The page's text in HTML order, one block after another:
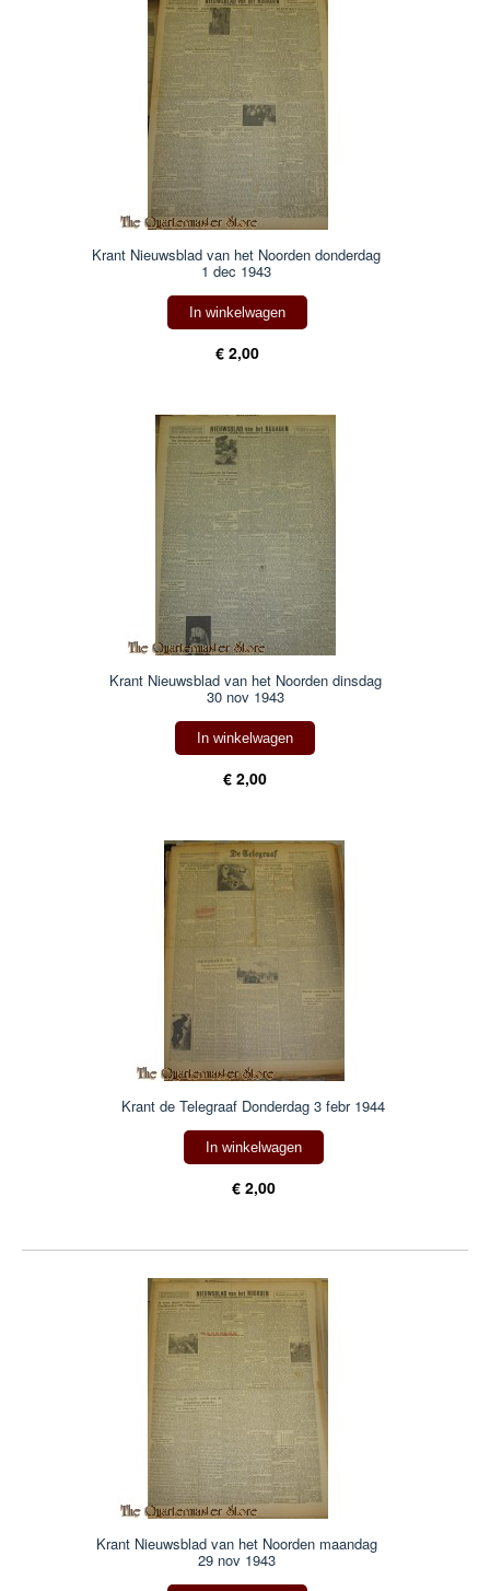
Krant Nieuwsblad van het Noorden donderdag
1 dec 1943
In winkelwagen
€ 2,00
Krant Nieuwsblad van het Noorden dinsdag
30 nov 1943
In winkelwagen
€ 2,00
Krant de Telegraaf Donderdag 3 febr 1944
In winkelwagen
€ 2,00
Krant Nieuwsblad van het Noorden maandag
29 nov 1943